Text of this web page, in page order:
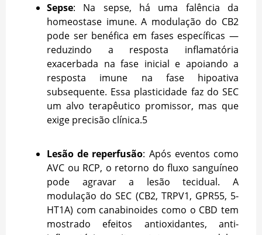
Sepse: Na sepse, há uma falência da
homeostase imune. A modulação do CB2
pode ser benéfica em fases específicas —
reduzindo a resposta inflamatória
exacerbada na fase inicial e apoiando a
resposta imune na fase hipoativa
subsequente. Essa plasticidade faz do SEC
um alvo terapêutico promissor, mas que
exige precisão clínica.5
Lesão de reperfusão: Após eventos como
AVC ou RCP, o retorno do fluxo sanguíneo
pode agravar a lesão tecidual. A
modulação do SEC (CB2, TRPV1, GPR55, 5-
HT1A) com canabinoides como o CBD tem
mostrado efeitos antioxidantes, anti-